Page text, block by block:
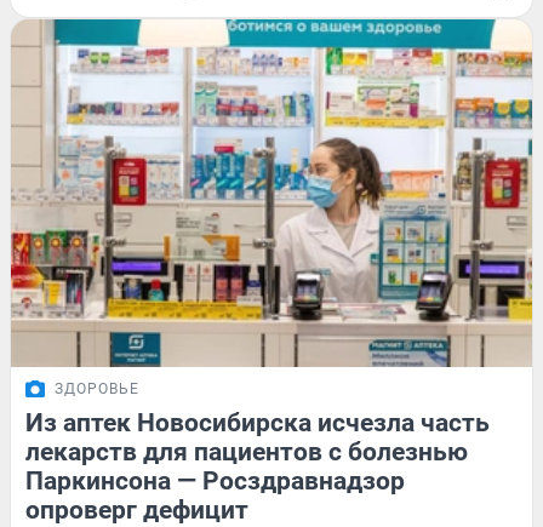
ЗДОРОВЬЕ
Из аптек Новосибирска исчезла часть
лекарств для пациентов с болезнью
Паркинсона — Росздравнадзор
опроверг дефицит